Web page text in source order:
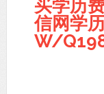
买学历
信网学
W/